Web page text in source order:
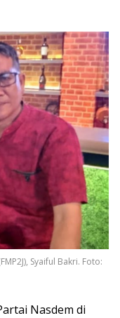
Syaiful Bakri. Foto:
Nasdem di